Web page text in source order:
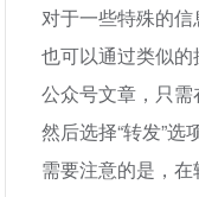
对于一些特殊的信
也可以通过类似
公众号文章，只需
然后选择“转发”选
需要注意的是，